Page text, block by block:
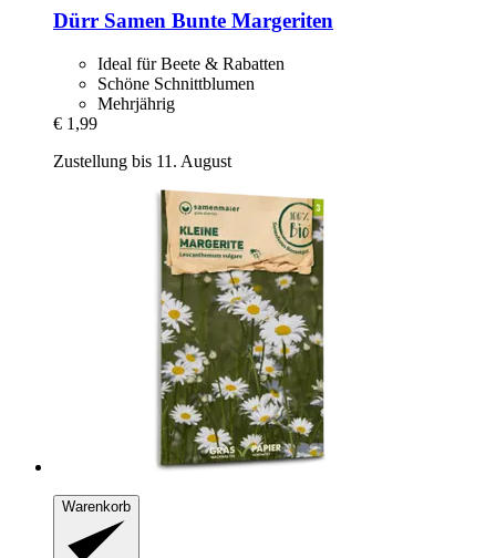
Dürr Samen Bunte Margeriten
Ideal für Beete & Rabatten
Schöne Schnittblumen
Mehrjährig
€ 1,99
Zustellung bis 11. August
Warenkorb